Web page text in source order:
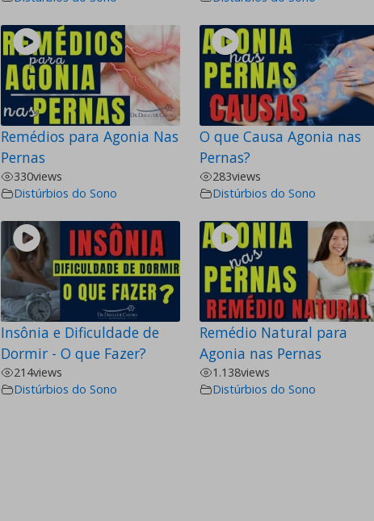
Remédios para Agonia Nas
Pernas
330views
Distúrbios do Sono
O que Causa Agonia nas
Pernas?
283views
Distúrbios do Sono
Insônia e Dificuldade de
Dormir - O que Fazer?
214views
Distúrbios do Sono
Remédio Natural para
Agonia nas Pernas
1.138views
Distúrbios do Sono